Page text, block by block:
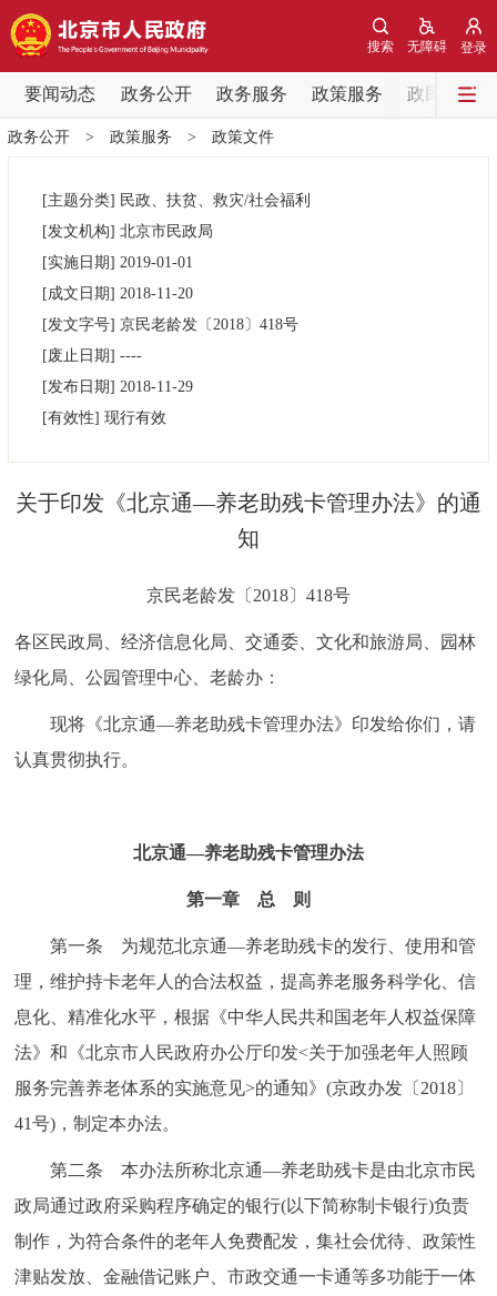
登录
无障碍
搜索
要闻动态 政务公开 政务服务 政策服务 政民互动
要闻动态
党中央精神 国务院信息
北京要闻 会议信息
政务公开
市领导
政策兑现 政策解读 回应关切
专题公开
个人服务 法人服务 部门服务
中介服务
参与调查 在线访谈 图说互动
北京概况 十六区概览 人文北京
绿色北京
多语种
ENGLISH 한국어 日本語
政务公开> 政策服务 > 政策文件
[主题分类] 民政、扶贫、救灾/社会福利
[发文机构] 北京市民政局
[实施日期] 2019-01-01
[成文日期] 2018-11-20
[发文字号] 京民老龄发〔2018〕 418号
[废止日期] ----
[发布日期] 2018-11-29
[有效性] 现行有效
关于印发《北京通—养老助残卡管理办法》的通
知
京民老龄发〔2018〕418号
各区民政局、经济信息化局、交通委、文化和旅游局、园林
绿化局、公园管理中心、老龄办：
现将《北京通—养老助残卡管理办法》印发给你们，请
认真贯彻执行。
北京通—养老助残卡管理办法
第一章 总 则
第一条 为规范北京通—养老助残卡的发行、使用和管
理，维护持卡老年人的合法权益，提高养老服务科学化、信
息化、精准化水平，根据《中华人民共和国老年人权益保障
法》和《北京市人民政府办公厅印发<关于加强老年人照顾
服务完善养老体系的实施意见>的通知》(京政办发〔2018〕
41号)，制定本办法。
第二条 本办法所称北京通—养老助残卡是由北京市民
政局通过政府采购程序确定的银行(以下简称制卡银行)负责
制作，为符合条件的老年人免费配发，集社会优待、政策性
津贴发放、金融借记账户、市政交通一卡通等多功能于一体